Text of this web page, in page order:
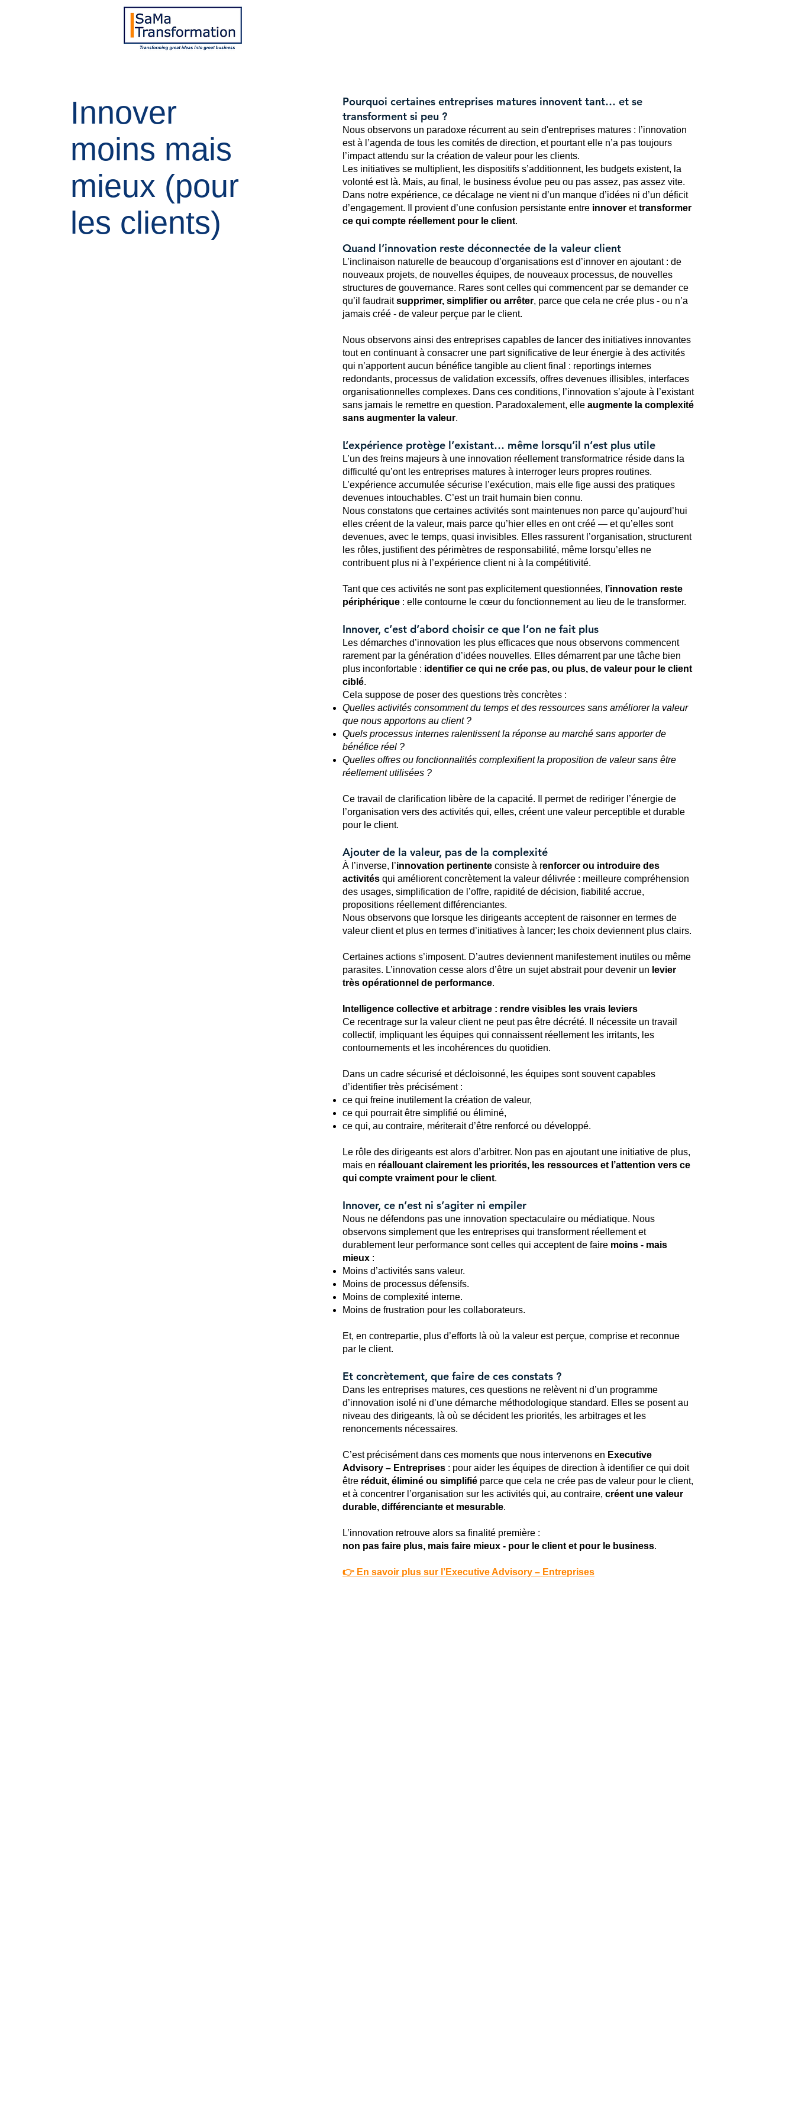
Innover
moins mais
mieux (pour
les clients)
Pourquoi certaines entreprises matures innovent tant… et se
transforment si peu ?
Nous observons un paradoxe récurrent au sein d'entreprises matures : l’innovation
est à l’agenda de tous les comités de direction, et pourtant elle n’a pas toujours
l’impact attendu sur la création de valeur pour les clients.
Les initiatives se multiplient, les dispositifs s’additionnent, les budgets existent, la
volonté est là. Mais, au final, le business évolue peu ou pas assez, pas assez vite.
Dans notre expérience, ce décalage ne vient ni d’un manque d’idées ni d’un déficit
d’engagement. Il provient d’une confusion persistante entre innover ettransformer
ce qui compte réellement pour le client.
Quand l’innovation reste déconnectée de la valeur client
L’inclinaison naturelle de beaucoup d’organisations est d’innover en ajoutant : de
nouveaux projets, de nouvelles équipes, de nouveaux processus, de nouvelles
structures de gouvernance. Rares sont celles qui commencent par se demander ce
qu’il faudraitsupprimer, simplifier ou arrêter, parce que cela ne crée plus - ou n’a
jamais créé - de valeur perçue par le client.
Nous observons ainsi des entreprises capables de lancer des initiatives innovantes
tout en continuant à consacrer une part significative de leur énergie à des activités
qui n’apportent aucun bénéfice tangible au client final : reportings internes
redondants, processus de validation excessifs, offres devenues illisibles, interfaces
organisationnelles complexes. Dans ces conditions, l’innovation s’ajoute à l’existant
sans jamais le remettre en question. Paradoxalement, elleaugmente la complexité
sans augmenter la valeur.
L’expérience protège l’existant… même lorsqu’il n’est plus utile
L’un des freins majeurs à une innovation réellement transformatrice réside dans la
difficulté qu’ont les entreprises matures à interroger leurs propres routines.
L’expérience accumulée sécurise l’exécution, mais elle fige aussi des pratiques
devenues intouchables. C’est un trait humain bien connu.
Nous constatons que certaines activités sont maintenues non parce qu’aujourd’hui
elles créent de la valeur, mais parce qu’hier elles en ont créé — et qu’elles sont
devenues, avec le temps, quasi invisibles. Elles rassurent l’organisation, structurent
les rôles, justifient des périmètres de responsabilité, même lorsqu’elles ne
contribuent plus ni à l’expérience client ni à la compétitivité.
Tant que ces activités ne sont pas explicitement questionnées, l’innovation reste
périphérique : elle contourne le cœur du fonctionnement au lieu de le transformer.
Innover, c’est d’abord choisir ce que l’on ne fait plus
Les démarches d’innovation les plus efficaces que nous observons commencent
rarement par la génération d’idées nouvelles. Elles démarrent par une tâche bien
plus inconfortable : identifier ce qui ne crée pas, ou plus, de valeur pour le client
ciblé.
Cela suppose de poser des questions très concrètes :
Quelles activités consomment du temps et des ressources sans améliorer la valeur
que nous apportons au client ?
Quels processus internes ralentissent la réponse au marché sans apporter de
bénéfice réel ?
Quelles offres ou fonctionnalités complexifient la proposition de valeur sans être
réellement utilisées ?
Ce travail de clarification libère de la capacité. Il permet de rediriger l’énergie de
l’organisation vers des activités qui, elles, créent une valeur perceptible et durable
pour le client.
Ajouter de la valeur, pas de la complexité
À l’inverse, l’innovation pertinente consiste à renforcer ou introduire des
activités qui améliorent concrètement la valeur délivrée : meilleure compréhension
des usages, simplification de l’offre, rapidité de décision, fiabilité accrue,
propositions réellement différenciantes.
Nous observons que lorsque les dirigeants acceptent de raisonner en termes de
valeur client et plus en termes d’initiatives à lancer; les choix deviennent plus clairs.
Certaines actions s’imposent. D’autres deviennent manifestement inutiles ou même
parasites. L’innovation cesse alors d’être un sujet abstrait pour devenir un levier
très opérationnel de performance.
Intelligence collective et arbitrage : rendre visibles les vrais leviers
Ce recentrage sur la valeur client ne peut pas être décrété. Il nécessite un travail
collectif, impliquant les équipes qui connaissent réellement les irritants, les
contournements et les incohérences du quotidien.
Dans un cadre sécurisé et décloisonné, les équipes sont souvent capables
d’identifier très précisément :
ce qui freine inutilement la création de valeur,
ce qui pourrait être simplifié ou éliminé,
ce qui, au contraire, mériterait d’être renforcé ou développé.
Le rôle des dirigeants est alors d’arbitrer. Non pas en ajoutant une initiative de plus,
mais en réallouant clairement les priorités, les ressources et l’attention vers ce
qui compte vraiment pour le client.
Innover, ce n’est ni s’agiter ni empiler
Nous ne défendons pas une innovation spectaculaire ou médiatique. Nous
observons simplement que les entreprises qui transforment réellement et
durablement leur performance sont celles qui acceptent de faire moins - mais
mieux :
Moins d’activités sans valeur.
Moins de processus défensifs.
Moins de complexité interne.
Moins de frustration pour les collaborateurs.
Et, en contrepartie, plus d’efforts là où la valeur est perçue, comprise et reconnue
par le client.
Et concrètement, que faire de ces constats ?
Dans les entreprises matures, ces questions ne relèvent ni d’un programme
d’innovation isolé ni d’une démarche méthodologique standard. Elles se posent au
niveau des dirigeants, là où se décident les priorités, les arbitrages et les
renoncements nécessaires.
C’est précisément dans ces moments que nous intervenons en Executive
Advisory – Entreprises : pour aider les équipes de direction à identifier ce qui doit
être réduit, éliminé ou simplifié parce que cela ne crée pas de valeur pour le client,
et à concentrer l’organisation sur les activités qui, au contraire,créent une valeur
durable, différenciante et mesurable.
L’innovation retrouve alors sa finalité première :
non pas faire plus, mais faire mieux - pour le client et pour le business.
👉 En savoir plus sur l’Executive Advisory – Entreprises